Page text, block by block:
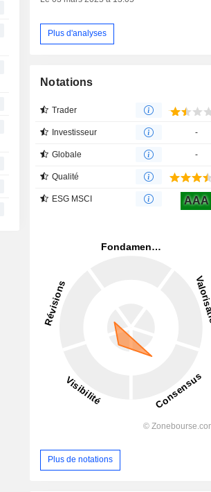
Plus d'analyses
Notations
Trader
Investisseur -
Globale -
Qualité
ESG MSCI AAA
Plus de notations